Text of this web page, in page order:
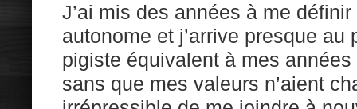
J’ai mis des années à me
autonome et j’arrive presque
pigiste équivalent à mes
sans que mes valeurs n’aient